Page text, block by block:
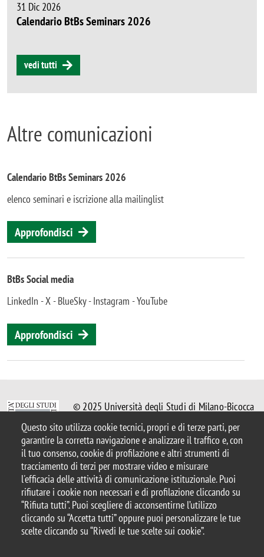
Questo sito utilizza cookie tecnici, propri e di terze parti, per
garantire la corretta navigazione e analizzare il traffico e, con
il tuo consenso, cookie di profilazione e altri strumenti di
tracciamento di terzi per mostrare video e misurare
l'efficacia delle attività di comunicazione istituzionale. Puoi
rifiutare i cookie non necessari e di profilazione cliccando su
“Rifiuta tutti”. Puoi scegliere di acconsentirne l’utilizzo
cliccando su “Accetta tutti” oppure puoi personalizzare le tue
scelte cliccando su “Rivedi le tue scelte sui cookie”.
31 Dic 2026
Calendario BtBs Seminars 2026
vedi tutti
Altre comunicazioni
Calendario BtBs Seminars 2026
elenco seminari e iscrizione alla mailinglist
Approfondisci
BtBs Social media
LinkedIn - X - BlueSky - Instagram - YouTube
Approfondisci
© 2025 Università degli Studi di Milano-Bicocca
Casella PEC:ateneo.bicocca@pec.unimib.it
P.I. 12621570154 |
redazioneweb.btbs@unimib.it
Note legali Privacy e cookie policy Amministrazione trasparente
Dichiarazione di accessibilità
Accessibilità Statistiche di accesso